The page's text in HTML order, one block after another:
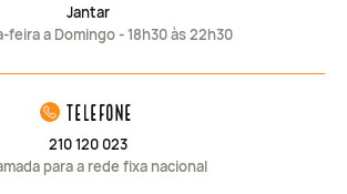
Jantar
feira a Domingo - 18h30 às 22h30
telefone
210 120 023
para a rede fixa nacional